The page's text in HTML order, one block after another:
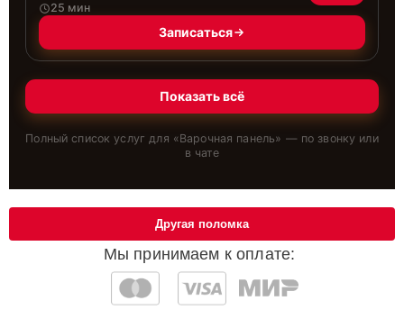
25 мин
Записаться
Показать всё
Полный список услуг для «Варочная панель» — по звонку или
в чате
Мы принимаем к оплате:
Другая поломка